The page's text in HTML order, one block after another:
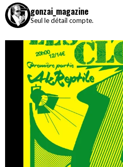
gonzai_magazine
Seul le détail compte.